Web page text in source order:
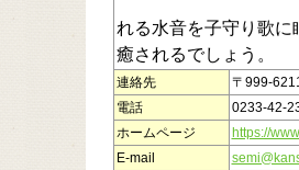
れる水音を子守り歌
癒されるでしょう。
連絡先
〒999-
電話
0233-42-
ホームページ
https://
E-mail